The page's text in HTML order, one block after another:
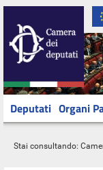
Deputati Organi
Stai consultando: